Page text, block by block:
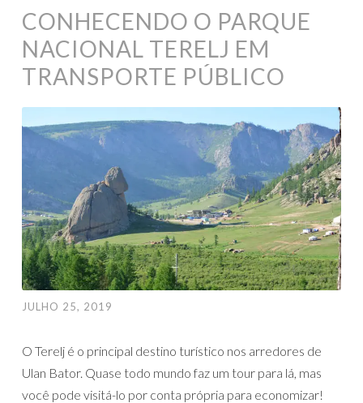
CONHECENDO O PARQUE
NACIONAL TERELJ EM
TRANSPORTE PÚBLICO
JULHO 25, 2019
O Terelj é o principal destino turístico nos arredores de
Ulan Bator. Quase todo mundo faz um tour para lá, mas
você pode visitá-lo por conta própria para economizar!